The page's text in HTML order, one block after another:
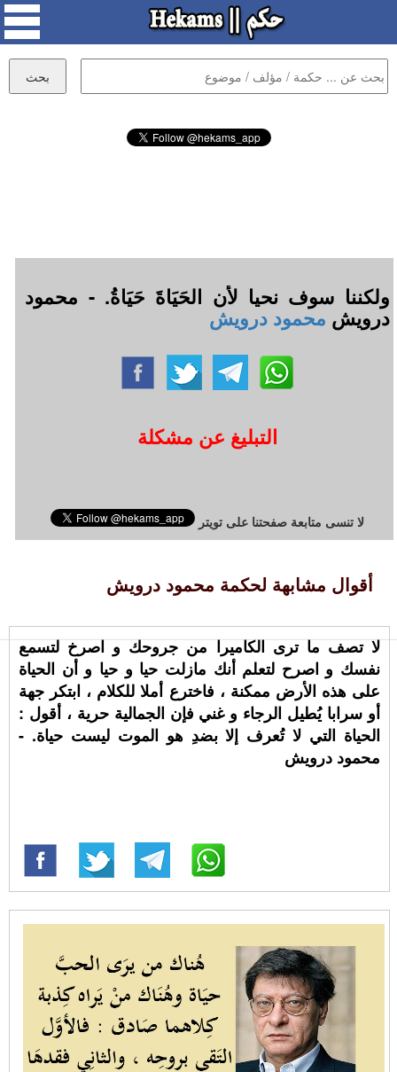
ولكننا سوف نحيا لأن الحَيَاةَ حَيَاةُ. - محمود
درويش محمود درويش
التبليغ عن مشكلة
لا تنسى متابعة صفحتنا على تويتر
أقوال مشابهة لحكمة محمود درويش
لا تصف ما ترى الكاميرا من جروحك و اصرخ لتسمع
نفسك و اصرح لتعلم أنك مازلت حيا و حيا و أن الحياة
على هذه الأرض ممكنة ، فاخترع أملا للكلام ، ابتكر جهة
أو سرابا يُطيل الرجاء و غني فإن الجمالية حرية ، أقول :
الحياة التي لا تُعرف إلا بضدِ هو الموت ليست حياة. -
محمود درويش